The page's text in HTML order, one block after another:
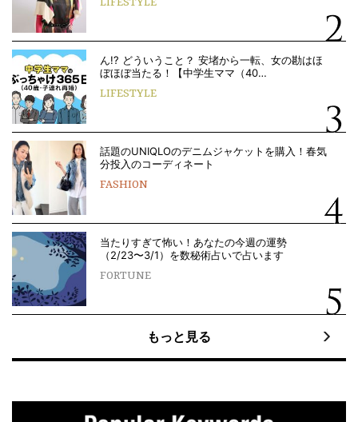
ん!? どういうこと？ 安堵から一転、女の勘はほ
ぼほぼ当たる！【中学生ママ（40…
LIFESTYLE
話題のUNIQLOのデニムジャケットを購入！春気
分投入のコーディネート
FASHION
当たりすぎて怖い！あなたの今週の運勢
（2/23〜3/1）を数秘術占いで占います
FORTUNE
もっと見る